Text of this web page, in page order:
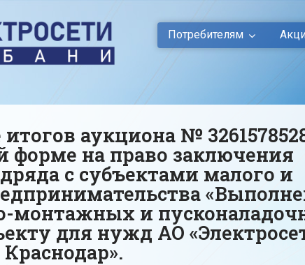
Потребителям
аукциона №
форме на право заключения
с субъектами малого и
монтажных и
для нужд АО